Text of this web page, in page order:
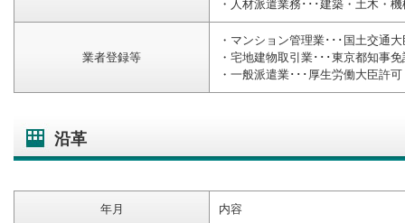
・人材派遣業務･･･建築・土木・
業者登録等
・マンション管理業･･･国土交通
・宅地建物取引業･･･東京都知事
・一般派遣業･･･厚生労働大臣許
沿革
年月 内容